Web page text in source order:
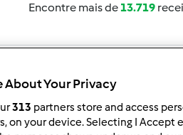
Encontre mais de13.719
729
About Your Privacy
313 partners store and access
on your device. Selecting I Accept